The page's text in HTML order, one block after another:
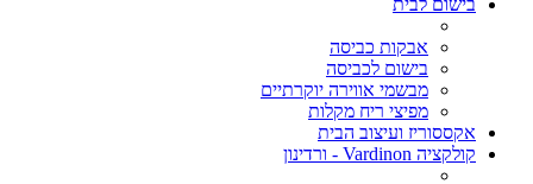
אבקות כביסה
בישום לכביסה
מבשמי אווירה יוקרתיים
מפיצי ריח מקלות
אקססוריז ועיצוב הבית
קולקציה Vardinon - ורדינון